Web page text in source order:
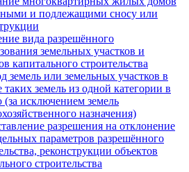
и подлежащими сносу или
вида разрешённого
земельных участков и
капитального строительства
земель или земельных участков в
таких земель из одной категории в
(за исключением земель
назначения)
разрешения на отклонение
параметров разрешённого
реконструкции объектов
строительства